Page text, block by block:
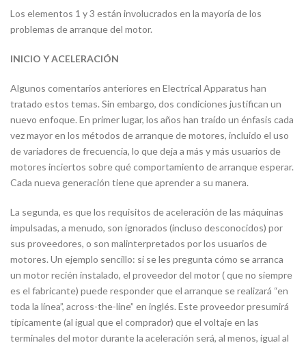
Los elementos 1 y 3 están involucrados en la mayoría de los
problemas de arranque del motor.
INICIO Y ACELERACIÓN
Algunos comentarios anteriores en Electrical Apparatus han
tratado estos temas. Sin embargo, dos condiciones justifican un
nuevo enfoque. En primer lugar, los años han traído un énfasis cada
vez mayor en los métodos de arranque de motores, incluido el uso
de variadores de frecuencia, lo que deja a más y más usuarios de
motores inciertos sobre qué comportamiento de arranque esperar.
Cada nueva generación tiene que aprender a su manera.
La segunda, es que los requisitos de aceleración de las máquinas
impulsadas, a menudo, son ignorados (incluso desconocidos) por
sus proveedores, o son malinterpretados por los usuarios de
motores. Un ejemplo sencillo: si se les pregunta cómo se arranca
un motor recién instalado, el proveedor del motor ( que no siempre
es el fabricante) puede responder que el arranque se realizará “en
toda la línea”, across-the-line” en inglés. Este proveedor presumirá
típicamente (al igual que el comprador) que el voltaje en las
terminales del motor durante la aceleración será, al menos, igual al